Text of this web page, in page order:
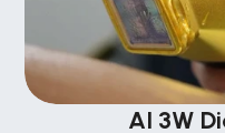
AI 3W